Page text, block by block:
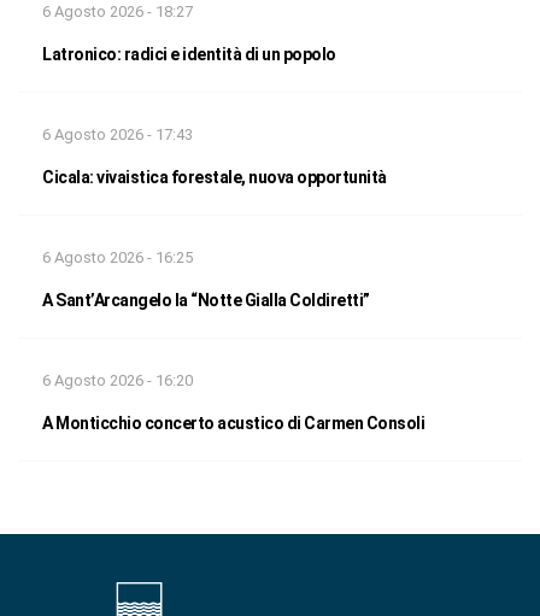
6 Agosto 2026 - 18:27
Latronico: radici e identità di un popolo
6 Agosto 2026 - 17:43
Cicala: vivaistica forestale, nuova opportunità
6 Agosto 2026 - 16:25
A Sant’Arcangelo la “Notte Gialla Coldiretti”
6 Agosto 2026 - 16:20
A Monticchio concerto acustico di Carmen Consoli